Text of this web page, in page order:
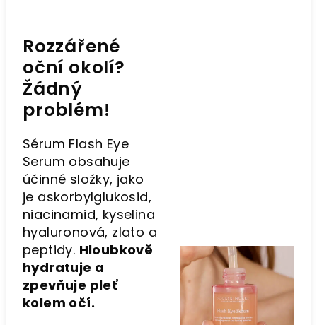
Rozzářené
oční okolí?
Žádný
problém!
Sérum Flash Eye
Serum obsahuje
účinné složky, jako
je askorbylglukosid,
niacinamid, kyselina
hyaluronová, zlato a
peptidy. Hloubkově
hydratuje a
zpevňuje pleť
kolem očí.